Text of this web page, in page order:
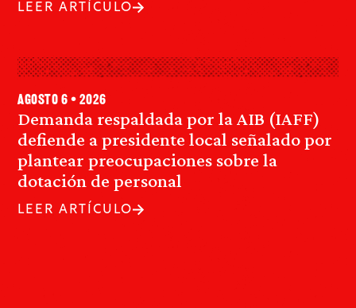
LEER ARTÍCULO
Demanda respaldada por la AIB (IAFF)
defiende a presidente local señalado por
plantear preocupaciones sobre la
dotación de personal
agosto 6 • 2026
LEER ARTÍCULO